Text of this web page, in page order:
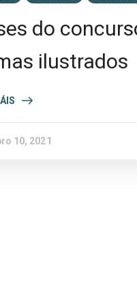
do
ilustrados
10, 2021